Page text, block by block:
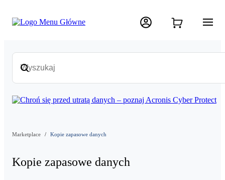
Marketplace Kopie zapasowe danych
Kopie zapasowe danych